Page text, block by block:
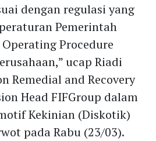
dengan regulasi yang
Pemerintah
Procedure
ucap Riadi
Remedial and Recovery
Head FIFGroup dalam
Kekinian (Diskotik)
pada Rabu (23/03).